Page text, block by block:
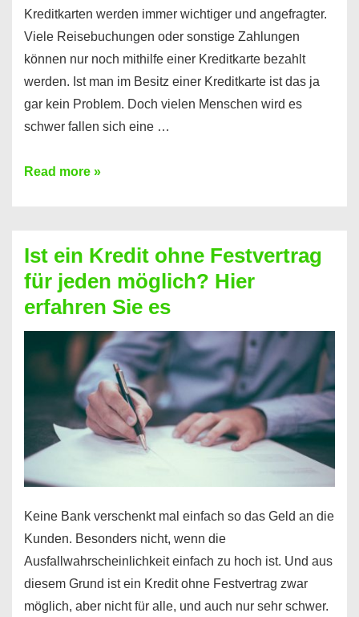
Kreditkarten werden immer wichtiger und angefragter.
Viele Reisebuchungen oder sonstige Zahlungen
können nur noch mithilfe einer Kreditkarte bezahlt
werden. Ist man im Besitz einer Kreditkarte ist das ja
gar kein Problem. Doch vielen Menschen wird es
schwer fallen sich eine …
Kreditkarte
Prepaid
ist
nicht
nur
für
Handy
möglich!
Read more »
Ist ein Kredit ohne Festvertrag
für jeden möglich? Hier
erfahren Sie es
Keine Bank verschenkt mal einfach so das Geld an die
Kunden. Besonders nicht, wenn die
Ausfallwahrscheinlichkeit einfach zu hoch ist. Und aus
diesem Grund ist ein Kredit ohne Festvertrag zwar
möglich, aber nicht für alle, und auch nur sehr schwer.